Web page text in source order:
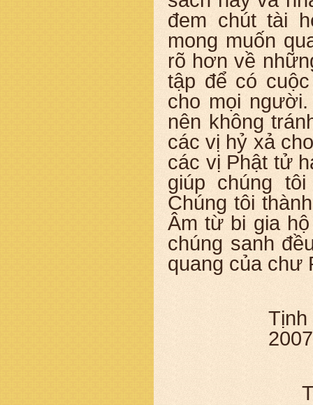
đem chút tài
mong muốn
rõ hơn về
tập để có
cho mọi
nên không
các vị hỷ xả
các vị Phật tử
giúp chúng
Chúng tôi
Âm từ bi gia
chúng sanh
quang của chư